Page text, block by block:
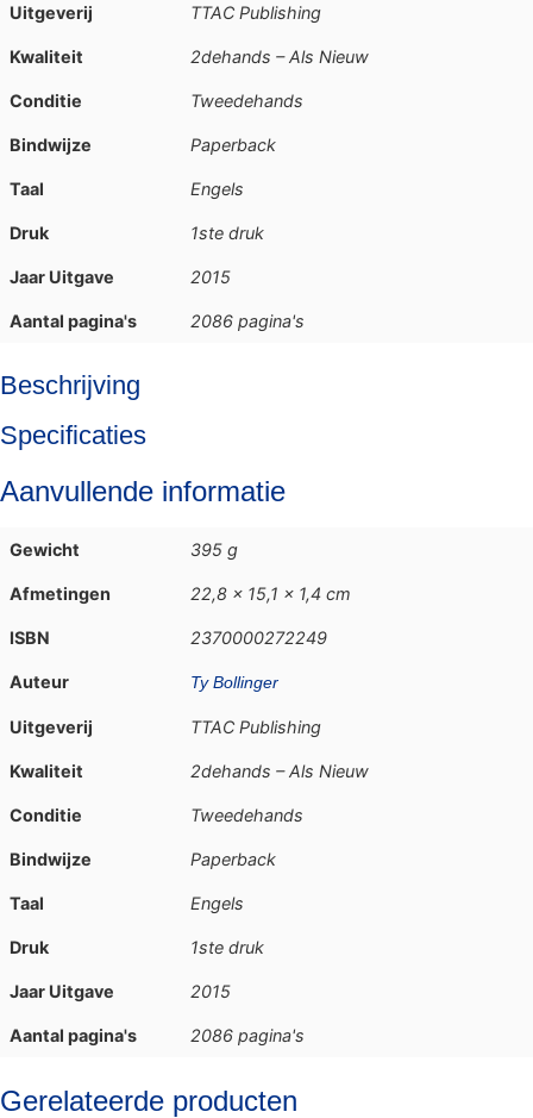
Uitgeverij TTAC Publishing
Kwaliteit 2dehands – Als Nieuw
Conditie Tweedehands
Bindwijze Paperback
Taal Engels
Druk 1ste druk
Jaar Uitgave 2015
Aantal pagina's 2086 pagina's
Beschrijving
Specificaties
Aanvullende informatie
Gewicht 395 g
Afmetingen 22,8 × 15,1 × 1,4 cm
ISBN 2370000272249
Auteur Ty Bollinger
Uitgeverij TTAC Publishing
Kwaliteit 2dehands – Als Nieuw
Conditie Tweedehands
Bindwijze Paperback
Taal Engels
Druk 1ste druk
Jaar Uitgave 2015
Aantal pagina's 2086 pagina's
Gerelateerde producten